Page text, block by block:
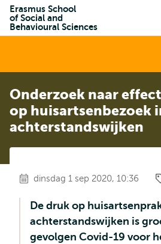
Erasmus School
of Social and
Behavioural Sciences
Onderzoek naar
op huisartsenbezoek
achterstandswijken
dinsdag 1 sep 2020, 10:36
De druk op
achterstandswijken is
gevolgen Covid-19 voor